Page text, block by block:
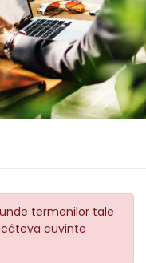
termenilor tale
cuvinte